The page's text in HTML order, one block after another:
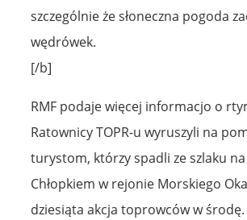
szczególnie że słoneczna pogoda
wędrówek.
[/b]
RMF podaje więcej informacjo o
Ratownicy TOPR-u wyruszyli na
turystom, którzy spadli ze szlaku na
Chłopkiem w rejonie Morskiego
dziesiąta akcja toprowców w środę.